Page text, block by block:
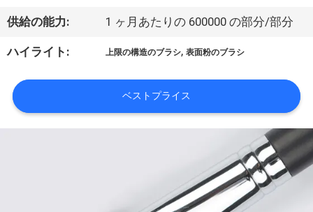
工
旅
行
供給の能力: 1 ヶ月あたりの 600000 の部分/部分
ハイライト: 上限の構造のブラシ,表面粉のブラシ
ベストプライス